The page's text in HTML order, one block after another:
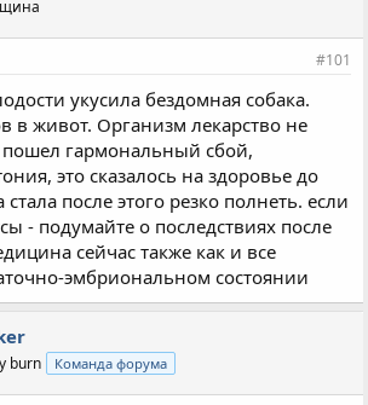
#101
укусила бездомная собака.
в живот. Организм лекарство не
пошел гармональный сбой,
это сказалось на здоровье до
после этого резко полнеть. если
- подумайте о последствиях после
сейчас также как и все
эмбриональном состоянии
burn Команда форума